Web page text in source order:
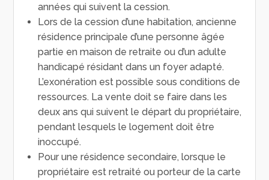
années qui suivent la cession.
Lors de la cession d’une habitation, ancienne
résidence principale d’une personne âgée
partie en maison de retraite ou d’un adulte
handicapé résidant dans un foyer adapté.
L’exonération est possible sous conditions de
ressources. La vente doit se faire dans les
deux ans qui suivent le départ du propriétaire,
pendant lesquels le logement doit être
inoccupé.
Pour une résidence secondaire, lorsque le
propriétaire est retraité ou porteur de la carte